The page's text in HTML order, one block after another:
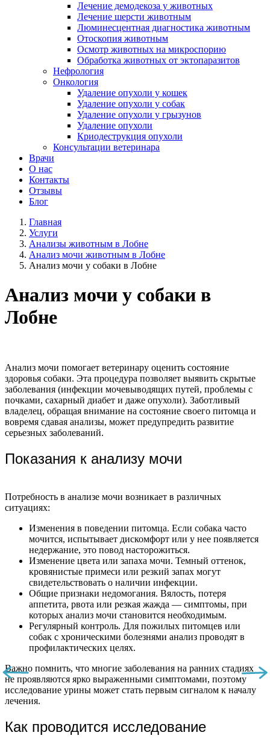
Лечение демодекоза у животных
Лечение шерсти животным
Люминесцентная диагностика животным
Отоскопия животным
Осмотр животных на микроспорию
Обработка животных от эктопаразитов
Нефрология
Онкология
Удаление опухоли у кошек
Удаление опухоли у собак
Удаление опухоли у грызунов
Удаление опухоли
Криодеструкция опухоли
Консультации ветеринара
Врачи
О нас
Контакты
Отзывы
Блог
Главная
Услуги
Анализы животным в Лобне
Анализ мочи животным в Лобне
Анализ мочи у собаки в Лобне
Анализ мочи у собаки в
Лобне
Анализ мочи помогает ветеринару оценить состояние
здоровья собаки. Эта процедура позволяет выявить скрытые
заболевания (инфекции мочевыводящих путей, проблемы с
почками, сахарный диабет и даже опухоли). Заботливый
владелец, обращая внимание на состояние своего питомца и
вовремя сдавая анализы, может предупредить развитие
серьезных заболеваний.
Показания к анализу мочи
Потребность в анализе мочи возникает в различных
ситуациях:
Изменения в поведении питомца. Если собака часто
мочится, испытывает дискомфорт или у нее появляется
недержание, это повод насторожиться.
Изменение цвета или запаха мочи. Темный оттенок,
кровянистые примеси или резкий запах могут
свидетельствовать о наличии инфекции.
Общие признаки недомогания. Вялость, потеря
аппетита, рвота или резкая жажда — симптомы, при
которых анализ мочи становится необходимым.
Регулярный контроль. Для пожилых питомцев или
собак с хроническими болезнями анализ проводят в
профилактических целях.
Важно помнить, что многие заболевания на ранних стадиях
не проявляются ярко выраженными симптомами, поэтому
исследование урины может стать первым сигналом к началу
лечения.
Как проводится исследование